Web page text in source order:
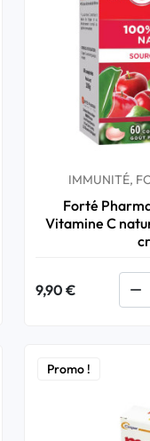
au panier
IMMUNITÉ,
Forté
Vitamine C
9,90 € 
Promo !